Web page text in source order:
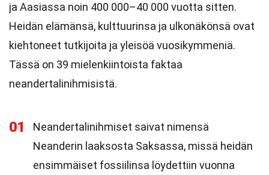
ja Aasiassa noin 400 000–40 000 vuotta sitten.
Heidän elämänsä, kulttuurinsa ja ulkonäkönsä ovat
kiehtoneet tutkijoita ja yleisöä vuosikymmeniä.
Tässä on 39 mielenkiintoista faktaa
neandertalinihmisistä.
01
Neandertalinihmiset saivat nimensä
Neanderin laaksosta Saksassa, missä heidän
ensimmäiset fossiilinsa löydettiin vuonna